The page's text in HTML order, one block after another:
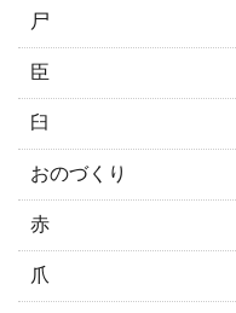
尸
臣
臼
おのづくり
赤
爪